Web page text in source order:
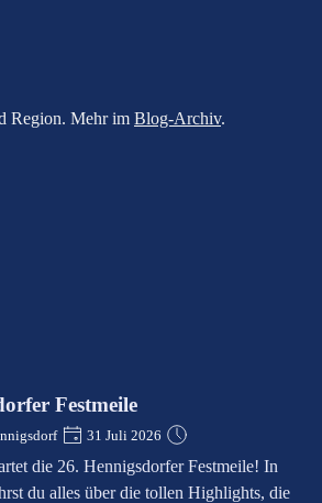
Region. Mehr im Blog-Archiv.
Festmeile
31 Juli 2026
die 26. Hennigsdorfer Festmeile! In
du alles über die tollen Highlights, die